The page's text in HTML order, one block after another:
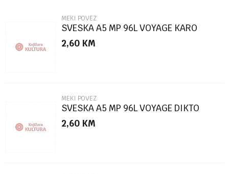
Poruka
POŠALJI
MEKI POVEZ
SVESKA A5 MP 96L VOYAGE KARO
2,60 KM
MEKI POVEZ
SVESKA A5 MP 96L VOYAGE DIKTO
2,60 KM